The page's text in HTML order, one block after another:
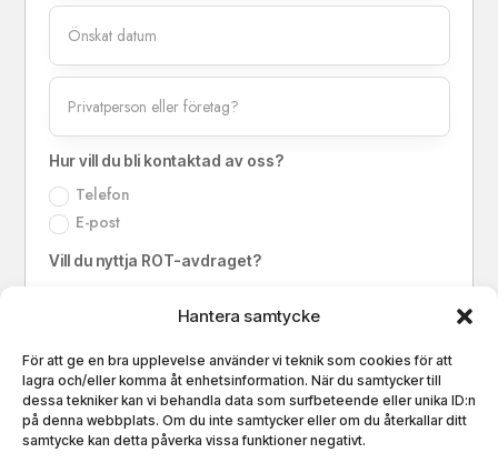
Hantera samtycke
För att ge en bra upplevelse använder vi teknik som cookies för att
lagra och/eller komma åt enhetsinformation. När du samtycker till
dessa tekniker kan vi behandla data som surfbeteende eller unika ID:n
på denna webbplats. Om du inte samtycker eller om du återkallar ditt
samtycke kan detta påverka vissa funktioner negativt.
Hur vill du bli kontaktad av oss?
Telefon
E-post
Vill du nyttja ROT-avdraget?